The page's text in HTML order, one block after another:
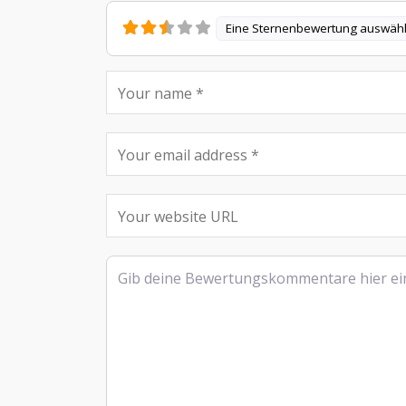
Eine Sternenbewertung
Rezensionstext